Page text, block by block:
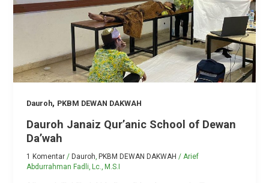
Dauroh, PKBM DEWAN DAKWAH
Dauroh Janaiz Qur’anic School of Dewan
Da’wah
1 Komentar / Dauroh, PKBM DEWAN DAKWAH /Arief
Abdurrahman Fadli, Lc., M.S.I